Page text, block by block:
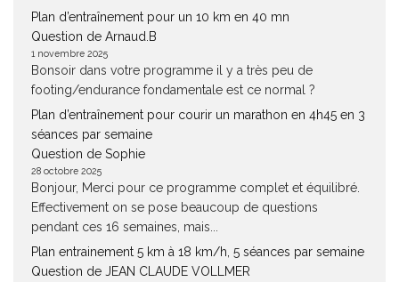
Plan d’entraînement pour un 10 km en 40 mn
Question de Arnaud.B
1 novembre 2025
Bonsoir dans votre programme il y a très peu de
footing/endurance fondamentale est ce normal ?
Plan d’entraînement pour courir un marathon en 4h45 en 3
séances par semaine
Question de Sophie
28 octobre 2025
Bonjour, Merci pour ce programme complet et équilibré.
Effectivement on se pose beaucoup de questions
pendant ces 16 semaines, mais...
Plan entrainement 5 km à 18 km/h, 5 séances par semaine
Question de JEAN CLAUDE VOLLMER